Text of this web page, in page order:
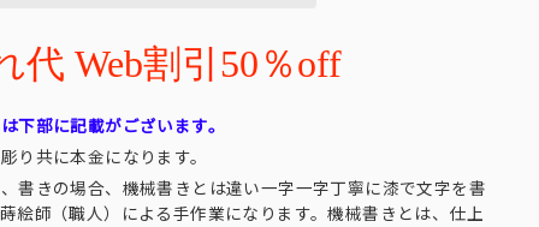
代 Web割引50％off
下部に記載がございます。
り共に本金になります。
書きの場合、機械書きとは違い一字一字丁寧に漆で文字を書
絵師（職人）による手作業になります。機械書きとは、仕上